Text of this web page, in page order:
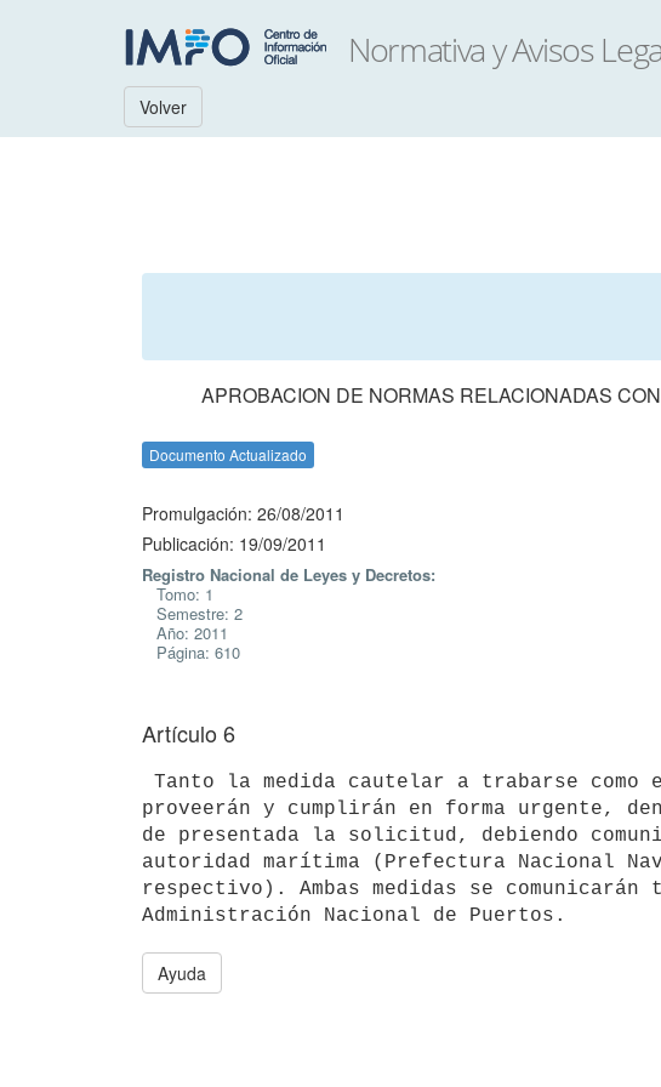
Volver
APROBACION DE NORMAS RELACIONADAS
Documento Actualizado
Promulgación: 26/08/2011
Publicación: 19/09/2011
Registro Nacional de Leyes y Decretos:
Tomo: 1
Semestre: 2
Año: 2011
Página: 610
Artículo 6
proveerán y cumplirán en forma urgente,
de presentada la solicitud, debiendo
autoridad marítima (Prefectura Nacional
respectivo). Ambas medidas se
Ayuda